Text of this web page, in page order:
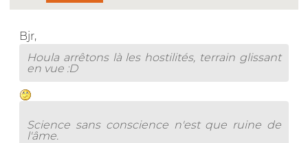
Bjr,
Houla arrêtons là les hostilités, terrain glissant
en vue :D
Science sans conscience n'est que ruine de
l'âme.